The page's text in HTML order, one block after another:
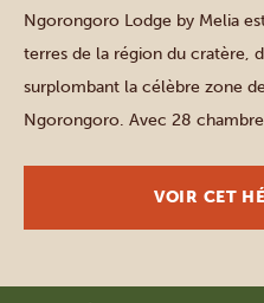
Ngorongoro Lodge by Melia
terres de la région du cratère,
surplombant la célèbre zone
Ngorongoro. Avec 28
rénové propose des services […]
VOIR CET